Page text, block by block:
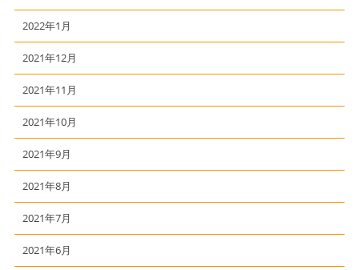
2022年1月
2021年12月
2021年11月
2021年10月
2021年9月
2021年8月
2021年7月
2021年6月